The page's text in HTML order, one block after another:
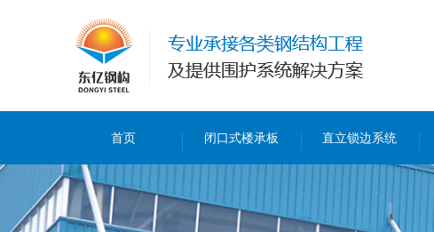
首页 闭口式楼承板 直立锁边系统